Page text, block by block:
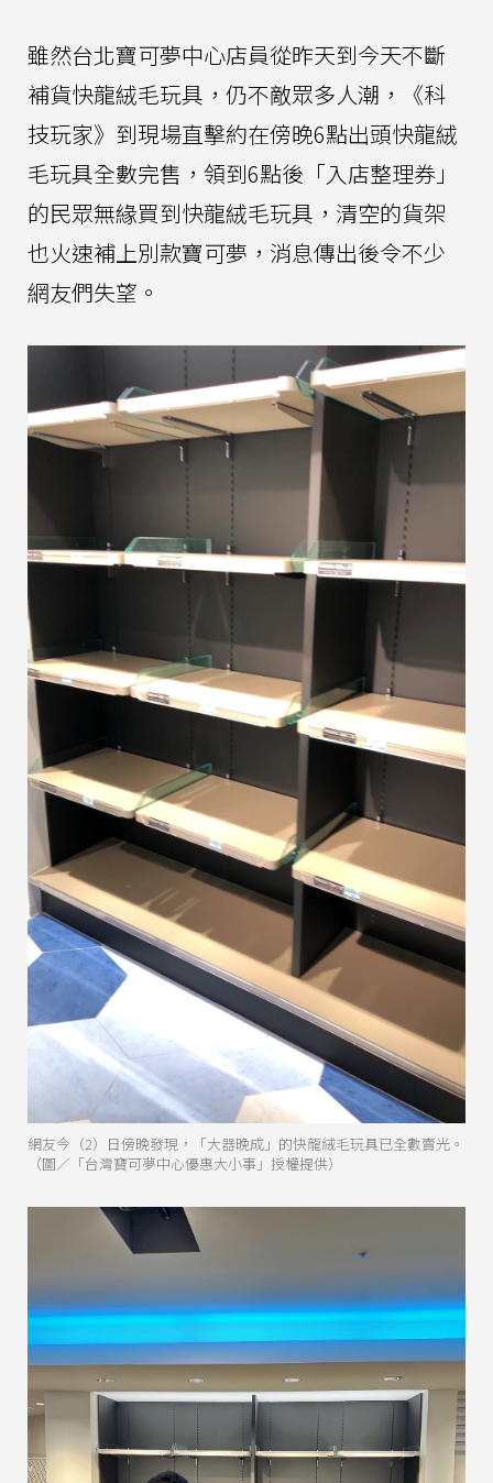
雖然台北寶可夢中心店員從昨天到今天不斷
補貨快龍絨毛玩具，仍不敵眾多人潮，《科
技玩家》到現場直擊約在傍晚6點出頭快龍絨
毛玩具全數完售，領到6點後「入店整理券」
的民眾無緣買到快龍絨毛玩具，清空的貨架
也火速補上別款寶可夢，消息傳出後令不少
網友們失望。
網友今（2）日傍晚發現，「大器晚成」的快龍絨毛玩具已全數賣光。
（圖／「台灣寶可夢中心優惠大小事」授權提供）